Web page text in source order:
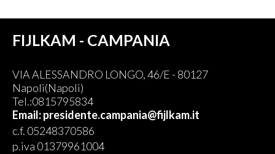
FIJLKAM - CAMPANIA
VIA ALESSANDRO LONGO, 46/E - 80127
Napoli(Napoli)
Tel.:0815795834
Email: presidente.campania@fijlkam.it
c.f. 05248370586
p.iva 01379961004